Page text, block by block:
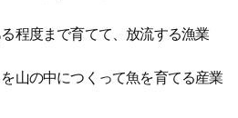
程度まで育てて、放流する漁業
山の中につくって魚を育てる産業